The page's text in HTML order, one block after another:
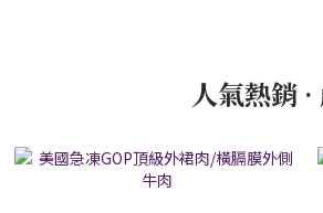
人氣熱銷